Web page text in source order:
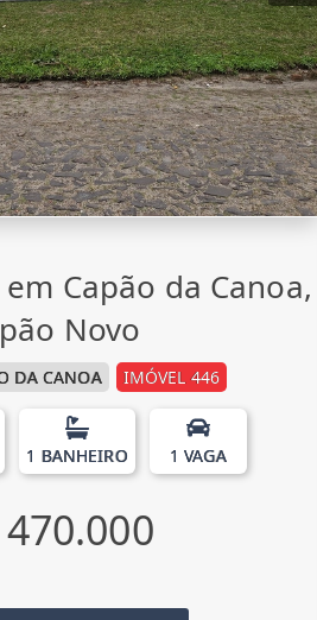
Capão da Canoa,
Novo
DA CANOA IMÓVEL 446
1 BANHEIRO 1 VAGA
470.000